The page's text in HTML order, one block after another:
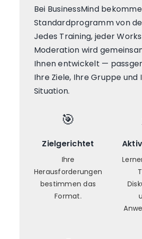
Bei BusinessMind
Standardprogramm von
Jedes Training, jeder
Moderation wird
Ihnen entwickelt —
Ihre Ziele, Ihre Gruppe und
Situation.
🎯
Zielgerichtet
Ihre
Herausforderungen
bestimmen das
Format.